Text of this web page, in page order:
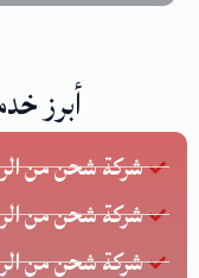
أبرز
شركة شحن من
شركة شحن من
شركة شحن من